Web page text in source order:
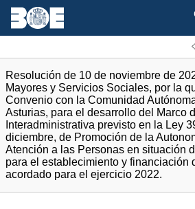
Resolución de 10 de noviembre de
Mayores y Servicios Sociales, por la
Convenio con la Comunidad
Asturias, para el desarrollo del Marco
Interadministrativa previsto en la Ley
diciembre, de Promoción de la
Atención a las Personas en situación
para el establecimiento y financiación
acordado para el ejercicio 2022.